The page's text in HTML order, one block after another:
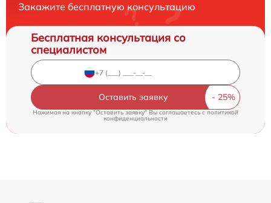
Закажите бесплатную консультацию
Бесплатная консультация со
специалистом
Оставить заявку
Нажимая на кнопку "Оставить заявку" Вы соглашаетесь c политикой
конфиденциальности